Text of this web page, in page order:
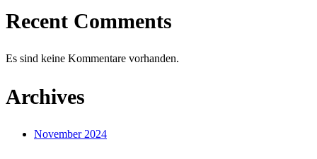
Recent Comments
Es sind keine Kommentare vorhanden.
Archives
November 2024